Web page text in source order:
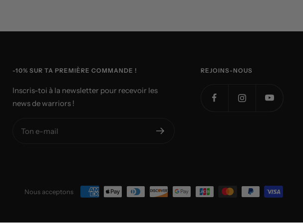
-10% SUR TA PREMIÈRE COMMANDE !
Inscris-toi à la newsletter pour recevoir les
news de warriors !
Ton e-mail
REJOINS-NOUS
Nous acceptons